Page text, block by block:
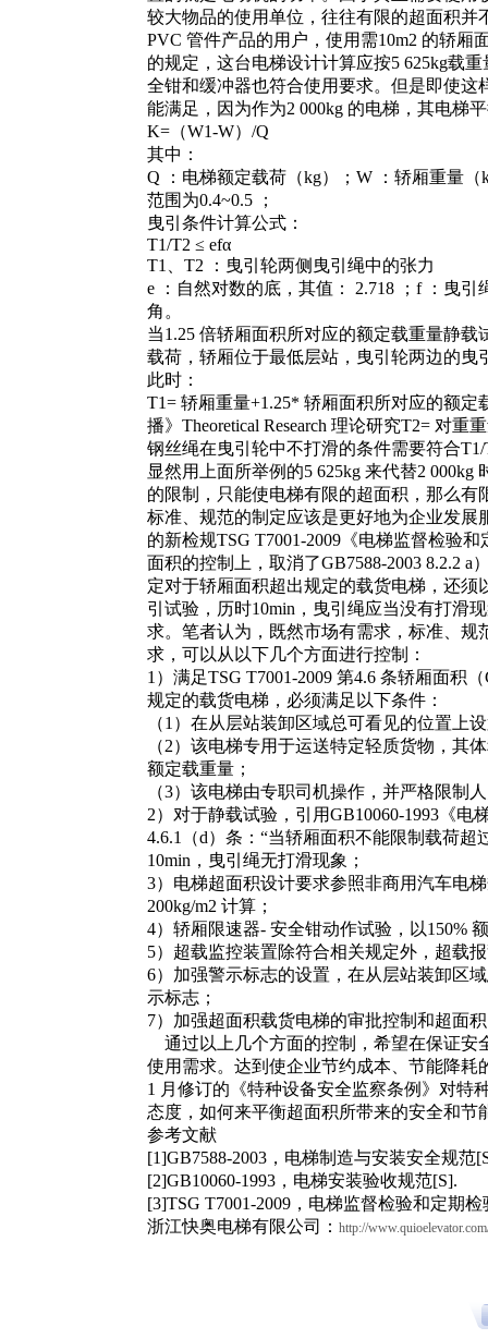
较大物品的使用单位，往往有限的超面积
PVC 管件产品的用户，使用需10m2 的轿厢
的规定，这台电梯设计计算应按5 625kg载
全钳和缓冲器也符合使用要求。但是即使这
能满足，因为作为2 000kg 的电梯，其电梯
K=（W1-W）/Q
其中：
Q ：电梯额定载荷（kg）；W ：轿厢重量
范围为0.4~0.5 ；
曳引条件计算公式：
T1/T2 ≤ efα
T1、T2 ：曳引轮两侧曳引绳中的张力
e ：自然对数的底，其值： 2.718 ；f ：曳
角。
当1.25 倍轿厢面积所对应的额定载重量静
载荷，轿厢位于最低层站，曳引轮两边的
此时：
T1= 轿厢重量+1.25* 轿厢面积所对应的额定
播》Theoretical Research 理论研究T2= 对重
钢丝绳在曳引轮中不打滑的条件需要符合T1/
显然用上面所举例的5 625kg 来代替2
的限制，只能使电梯有限的超面积，那么
标准、规范的制定应该是更好地为企业发展
的新检规TSG T7001-2009《电梯监督检验
面积的控制上，取消了GB7588-2003 8.2.2
定对于轿厢面积超出规定的载货电梯，还须
引试验，历时10min，曳引绳应当没有打滑
求。笔者认为，既然市场有需求，标准、
求，可以从以下几个方面进行控制：
1）满足TSG T7001-2009 第4.6 条轿厢面积
规定的载货电梯，必须满足以下条件：
（1）在从层站装卸区域总可看见的位置上
（2）该电梯专用于运送特定轻质货物，其
额定载重量；
（3）该电梯由专职司机操作，并严格限制
2）对于静载试验，引用GB10060-1993《电
4.6.1（d）条：“当轿厢面积不能限制载荷
10min，曳引绳无打滑现象；
3）电梯超面积设计要求参照非商用汽车电
200kg/m2 计算；
4）轿厢限速器- 安全钳动作试验，以150%
5）超载监控装置除符合相关规定外，超载
6）加强警示标志的设置，在从层站装卸区
示标志；
7）加强超面积载货电梯的审批控制和超面
通过以上几个方面的控制，希望在保证安
使用需求。达到使企业节约成本、节能降耗
1 月修订的《特种设备安全监察条例》对特
态度，如何来平衡超面积所带来的安全和
参考文献
[1]GB7588-2003，电梯制造与安装安全规范
[2]GB10060-1993，电梯安装验收规范[S].
[3]TSG T7001-2009，电梯监督检验和定期
浙江快奥电梯有限公司： http://